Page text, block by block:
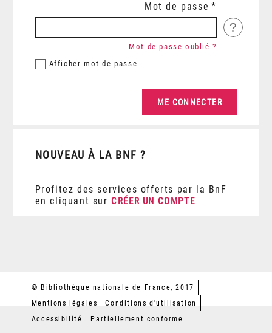
Mot de passe
?
Afficher mot de passe
Mot de passe oublié ?
NOUVEAU À LA BNF ?
Profitez des services offerts par la BnF
en cliquant sur CRÉER UN COMPTE
© Bibliothèque nationale de France, 2017
Mentions légales
Conditions d'utilisation
Accessibilité : Partiellement conforme